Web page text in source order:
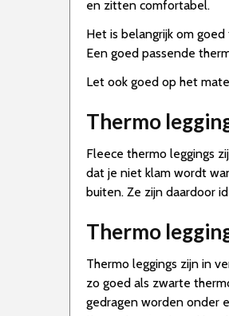
en zitten comfortabel.
Het is belangrijk om
Een goed passende
Let ook goed op het
Thermo
Fleece thermo leggings
dat je niet klam wordt
buiten. Ze zijn daardoor
Thermo
Thermo leggings zijn in
zo goed als zwarte
gedragen worden onder